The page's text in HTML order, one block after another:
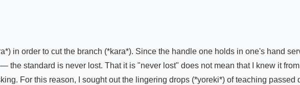
in order to cut the branch (*kara*). Since the handle one holds in one's hand
the standard is never lost. That it is "never lost" does not mean that I knew it
For this reason, I sought out the lingering drops (*yoreki*) of teaching passed